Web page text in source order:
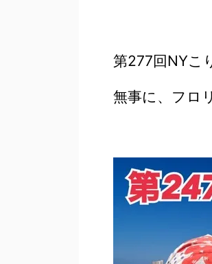
第277回NYこ
無事に、フロ